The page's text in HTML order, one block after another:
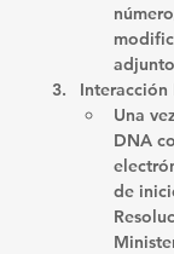
Interacción
Una
DNA
de